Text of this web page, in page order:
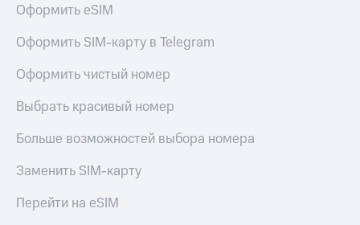
Оформить eSIM
Оформить SIM-карту в Telegram
Оформить чистый номер
Выбрать красивый номер
Больше возможностей выбора номера
Заменить SIM-карту
Перейти на eSIM